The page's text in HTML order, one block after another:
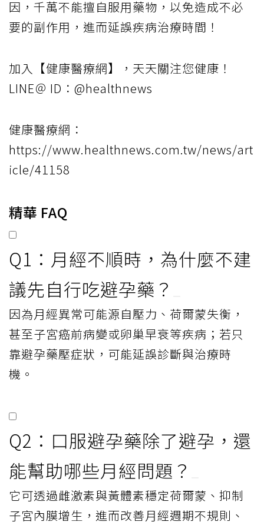
因，千萬不能擅自服用藥物，以免造成不必
要的副作用，進而延誤疾病治療時間！
加入【健康醫療網】，天天關注您健康！
LINE＠ ID：@healthnews
健康醫療網：
https://www.healthnews.com.tw/news/art
icle/41158
精華 FAQ
Q1：月經不順時，為什麼不建
議先自行吃避孕藥？
因為月經異常可能源自壓力、荷爾蒙失衡，
甚至子宮癌前病變或卵巢早衰等疾病；若只
靠避孕藥壓症狀，可能延誤診斷與治療時
機。
Q2：口服避孕藥除了避孕，還
能幫助哪些月經問題？
它可透過雌激素與黃體素穩定荷爾蒙、抑制
子宮內膜增生，進而改善月經週期不規則、